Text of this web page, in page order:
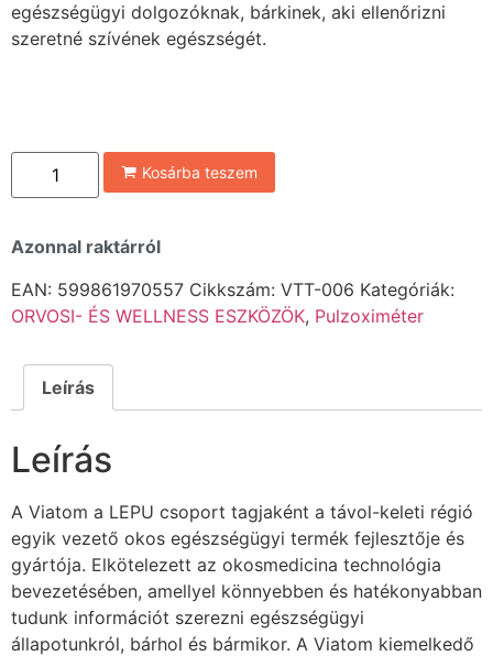
egészségügyi dolgozóknak, bárkinek, aki ellenőrizni
szeretné szívének egészségét.
Kosárba teszem
Azonnal raktárról
EAN: 599861970557 Cikkszám: VTT-006 Kategóriák:
ORVOSI- ÉS WELLNESS ESZKÖZÖK, Pulzoximéter
Leírás
Leírás
A Viatom a LEPU csoport tagjaként a távol-keleti régió
egyik vezető okos egészségügyi termék fejlesztője és
gyártója. Elkötelezett az okosmedicina technológia
bevezetésében, amellyel könnyebben és hatékonyabban
tudunk információt szerezni egészségügyi
állapotunkról, bárhol és bármikor. A Viatom kiemelkedő